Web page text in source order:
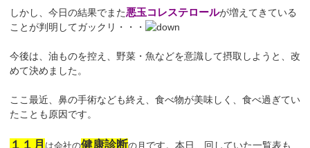
しかし、今日の結果でまた悪玉コレステロールが増えてきている
ことが判明してガックリ・・・
今後は、油ものを控え、野菜・魚などを意識して摂取しようと、改
めて決めました。
ここ最近、鼻の手術なども終え、食べ物が美味しく、食べ過ぎてい
たことも原因です。
１１月 は会社の健康診断の月 です。本日、回していた一覧表も